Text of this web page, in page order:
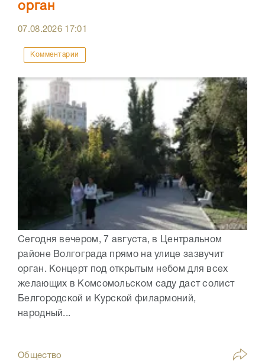
орган
07.08.2026 17:01
Комментарии
Сегодня вечером, 7 августа, в Центральном
районе Волгограда прямо на улице зазвучит
орган. Концерт под открытым небом для всех
желающих в Комсомольском саду даст солист
Белгородской и Курской филармоний,
народный...
Общество